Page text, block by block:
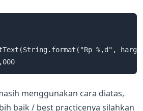
%,d",
// Output: Rp. 30,000
menggunakan cara diatas,
baik / best practicenya silahkan